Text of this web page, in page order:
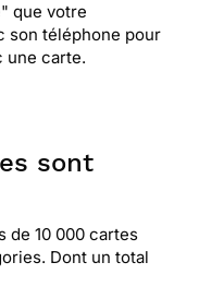
que votre
son téléphone pour
une carte.
sont
de 10 000 cartes
Dont un total